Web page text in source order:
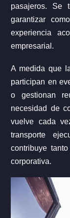
pasajeros. Se
garantizar
experiencia
empresarial.
A medida que
participan en
o gestionan
necesidad de
vuelve cada
transporte
contribuye
corporativa.